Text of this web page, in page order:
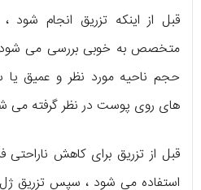
قبل از اینکه تزریق انجام
متخصص به خوبی بررسی می شود.
حجم ناحیه مورد نظر و عمیق
های روی پوست در نظر گرفته می
قبل از تزریق برای کاهش
استفاده می شود ، سپس تزریق